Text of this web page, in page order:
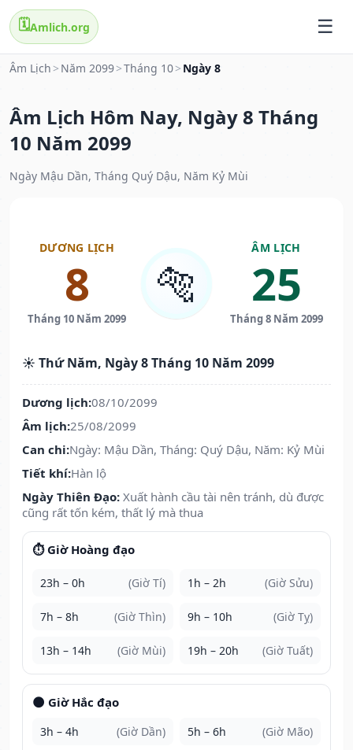
🗓️Amlich.org
Âm Lịch > Năm 2099>Tháng 10> Ngày 8
Âm Lịch Hôm Nay, Ngày 8 Tháng
10 Năm 2099
Ngày Mậu Dần, Tháng Quý Dậu, Năm Kỷ Mùi
DƯƠNG LỊCH
8
Tháng 10 Năm 2099
🐅
ÂM LỊCH
25
Tháng 8 Năm 2099
☀️ Thứ Năm, Ngày 8 Tháng 10 Năm 2099
Dương lịch:08/10/2099
Âm lịch:25/08/2099
Can chi:Ngày: Mậu Dần, Tháng: Quý Dậu, Năm: Kỷ Mùi
Tiết khí:Hàn lộ
Ngày Thiên Đạo: Xuất hành cầu tài nên tránh, dù được
cũng rất tốn kém, thất lý mà thua
⏱️ Giờ Hoàng đạo
23h – 0h (Giờ Tí) 1h – 2h (Giờ Sửu)
7h – 8h (Giờ Thìn) 9h – 10h (Giờ Tỵ)
13h – 14h (Giờ Mùi) 19h – 20h (Giờ Tuất)
🌑 Giờ Hắc đạo
3h – 4h (Giờ Dần) 5h – 6h (Giờ Mão)